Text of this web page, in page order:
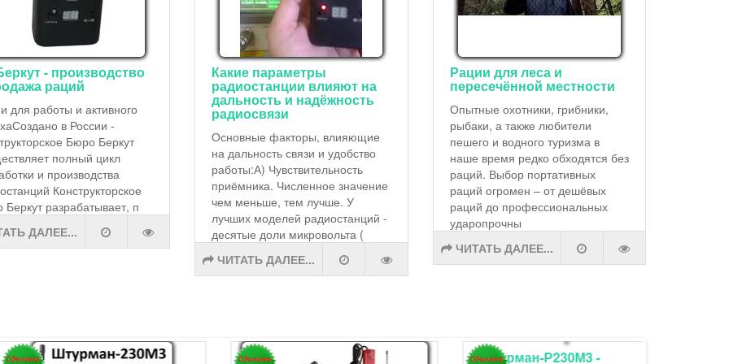
- производство
раций
для работы и активного
в России -
Бюро Беркут
полный цикл
и производства
Конструкторское
разрабатывает, п
ДАЛЕЕ...
Какие параметры
радиостанции влияют на
дальность и надёжность
радиосвязи
Основные факторы, влияющие
на дальность связи и удобство
работы:А) Чувствительность
приёмника. Численное значение
чем меньше, тем лучше. У
лучших моделей радиостанций -
десятые доли микровольта (
ЧИТАТЬ ДАЛЕЕ...
Рации для леса и
пересечённой местности
Опытные охотники, грибники,
рыбаки, а также любители
пешего и водного туризма в
наше время редко обходятся без
раций. Выбор портативных
раций огромен – от дешёвых
раций до профессиональных
ударопрочны
ЧИТАТЬ ДАЛЕЕ...